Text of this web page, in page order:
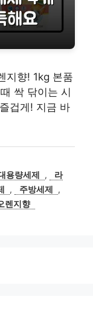
지향! 1kg 본품
싹 닦이는 시
겁게! 지금 바
용량세제 ,
라
, 주방세제
,
렌지향